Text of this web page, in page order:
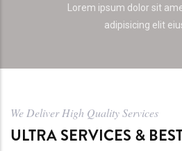
Lorem ipsum dolor sit
adipisicing elit
We Deliver High Quality Services
ULTRA SERVICES &